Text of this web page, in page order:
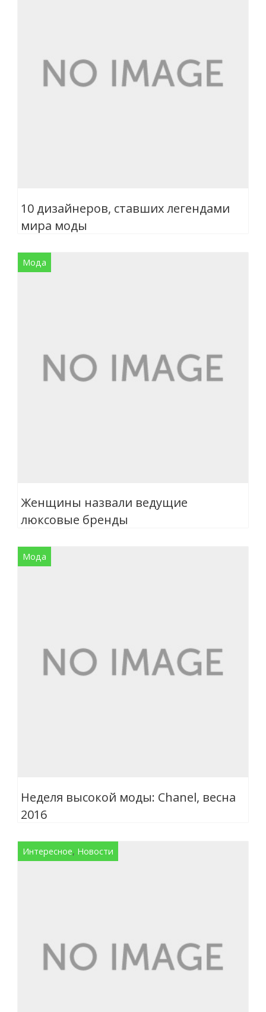
10 дизайнеров, ставших легендами
мира моды
Мода
Женщины назвали ведущие
люксовые бренды
Мода
Неделя высокой моды: Chanel, весна
2016
Интересное, Новости